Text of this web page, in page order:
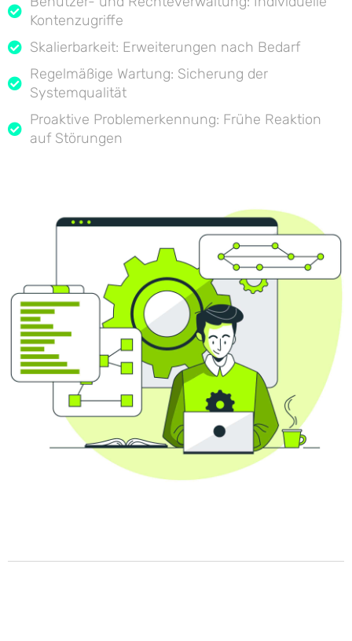
Kontenzugriffe
Skalierbarkeit: Erweiterungen nach Bedarf
Regelmäßige Wartung: Sicherung der
Systemqualität
Proaktive Problemerkennung: Frühe Reaktion
auf Störungen